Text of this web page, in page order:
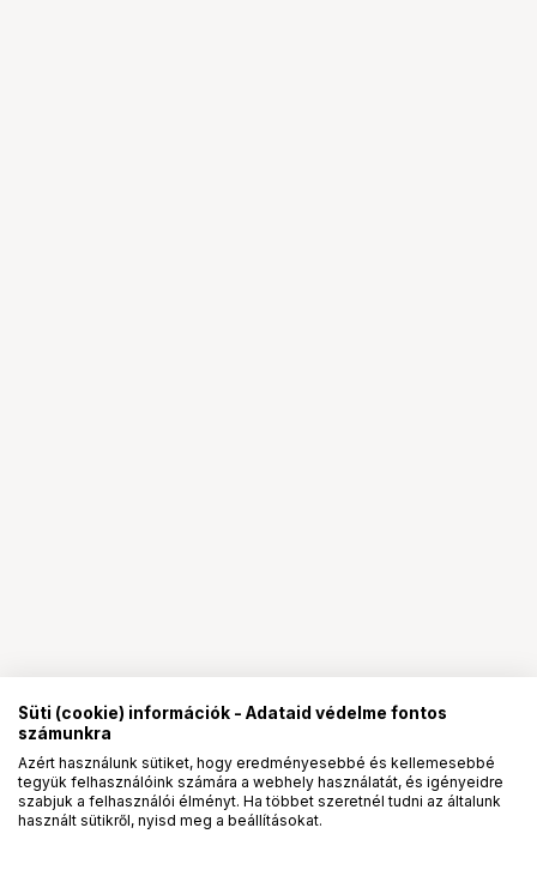
PROpartnerségek
Süti (cookie) információk - Adataid védelme fontos
számunkra
Azért használunk sütiket, hogy eredményesebbé és kellemesebbé
tegyük felhasználóink számára a webhely használatát, és igényeidre
szabjuk a felhasználói élményt. Ha többet szeretnél tudni az általunk
használt sütikről, nyisd meg a beállításokat.